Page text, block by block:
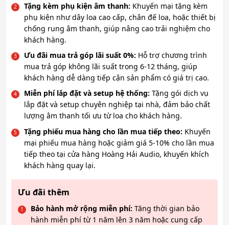
Tặng kèm phụ kiện âm thanh: Khuyến mại tặng kèm
phụ kiện như dây loa cao cấp, chân đế loa, hoặc thiết bị
chống rung âm thanh, giúp nâng cao trải nghiệm cho
khách hàng.
Ưu đãi mua trả góp lãi suất 0%: Hỗ trợ chương trình
mua trả góp không lãi suất trong 6-12 tháng, giúp
khách hàng dễ dàng tiếp cận sản phẩm có giá trị cao.
Miễn phí lắp đặt và setup hệ thống: Tặng gói dịch vụ
lắp đặt và setup chuyên nghiệp tại nhà, đảm bảo chất
lượng âm thanh tối ưu từ loa cho khách hàng.
Tặng phiếu mua hàng cho lần mua tiếp theo: Khuyến
mại phiếu mua hàng hoặc giảm giá 5-10% cho lần mua
tiếp theo tại cửa hàng Hoàng Hải Audio, khuyến khích
khách hàng quay lại.
Ưu đãi thêm
Bảo hành mở rộng miễn phí: Tăng thời gian bảo
hành miễn phí từ 1 năm lên 3 năm hoặc cung cấp